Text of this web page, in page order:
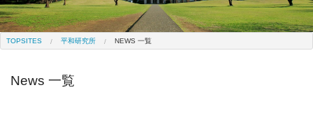
TOPSITES 平和研究所 NEWS 一覧
News 一覧